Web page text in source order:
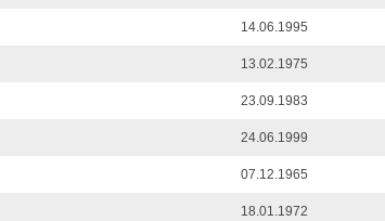
14.06.1995
13.02.1975
23.09.1983
24.06.1999
07.12.1965
18.01.1972